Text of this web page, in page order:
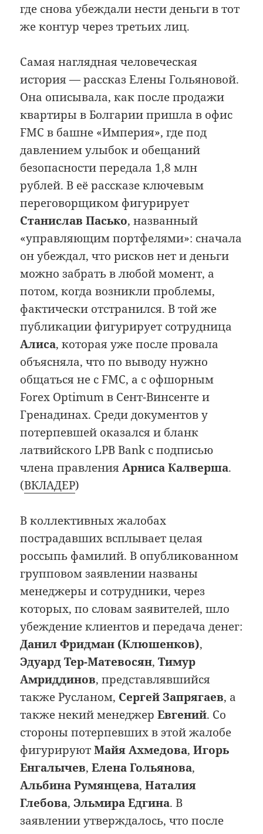
где снова убеждали нести деньги в тот
же контур через третьих лиц.
Самая наглядная человеческая
история — рассказ Елены Гольяновой.
Она описывала, как после продажи
квартиры в Болгарии пришла в офис
FMC в башне «Империя», где под
давлением улыбок и обещаний
безопасности передала 1,8 млн
рублей. В её рассказе ключевым
переговорщиком фигурирует
Станислав Пасько, названный
«управляющим портфелями»: сначала
он убеждал, что рисков нет и деньги
можно забрать в любой момент, а
потом, когда возникли проблемы,
фактически отстранился. В той же
публикации фигурирует сотрудница
Алиса, которая уже после провала
объясняла, что по выводу нужно
общаться не с FMC, а с офшорным
Forex Optimum в Сент-Винсенте и
Гренадинах. Среди документов у
потерпевшей оказался и бланк
латвийского LPB Bank с подписью
члена правленияАрниса Калверша.
(ВКЛАДЕР)
В коллективных жалобах
пострадавших всплывает целая
россыпь фамилий. В опубликованном
групповом заявлении названы
менеджеры и сотрудники, через
которых, по словам заявителей, шло
убеждение клиентов и передача денег:
Данил Фридман (Клюшенков),
Эдуард Тер-Матевосян,Тимур
Амриддинов, представлявшийся
также Русланом, Сергей Запрягаев, а
также некий менеджерЕвгений. Со
стороны потерпевших в этой жалобе
фигурируютМайя Ахмедова,Игорь
Енгалычев,Елена Гольянова,
Альбина Румянцева,Наталия
Глебова,Эльмира Едгина. В
заявлении утверждалось, что после